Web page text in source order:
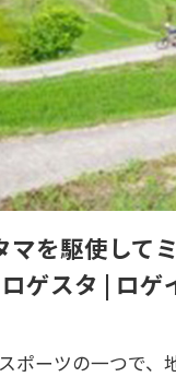
マを駆使して
ゲスタ | ロ
ポーツの一つで、